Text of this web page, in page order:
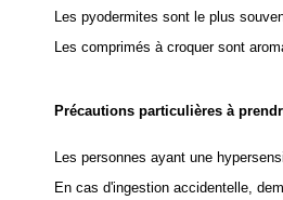
Les pyodermites sont le plus
Les comprimés à croquer sont
Précautions particulières à
Les personnes ayant une
En cas d'ingestion accidentelle,